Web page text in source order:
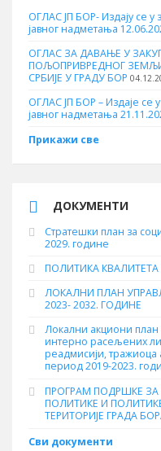
ОГЛАС ЈП БОР- Издају се у
јавног надметања
ОГЛАС ЗА ДАВАЊЕ У
ПОЉОПРИВРЕДНОГ
СРБИЈЕ У ГРАДУ БОР
ОГЛАС ЈП БОР – Издаје се
јавног надметања
Прикажи све
ДОКУМЕНТИ
Стратешки план за
2029. године
ПОЛИТИКА КВАЛИТЕТА
ЛОКАЛНИ ПЛАН
2023- 2032. ГОДИНЕ
Локални акциони
интерно расељених
реадмисији, тражиоца
период 2019-2023.
ПРОГРАМ ПОДРШКЕ
ПОЛИТИКЕ И
ТЕРИТОРИЈЕ ГРАДА
Сви документи